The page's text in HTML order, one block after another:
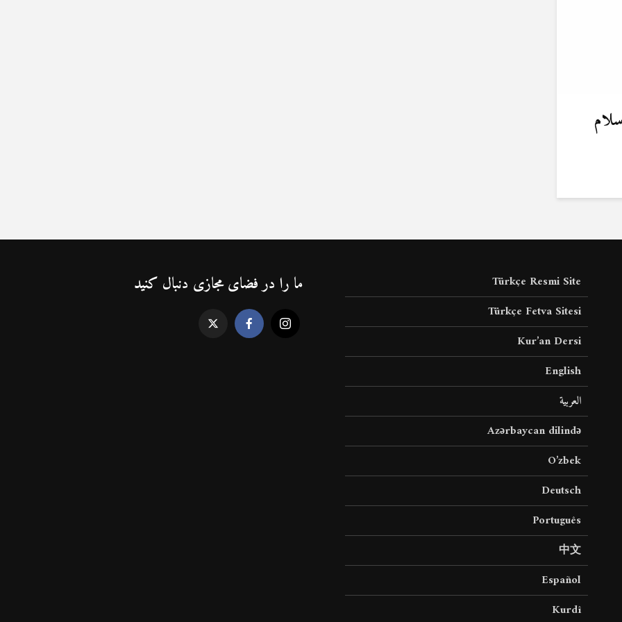
Türkçe Resmi Site
Türkçe Fetva Sitesi
Kur’an Dersi
English
العربية
Azərbaycan dilində
O’zbek
Deutsch
Português
中文
Español
Kurdî
ما را در فضای مجازی دنبال کنید